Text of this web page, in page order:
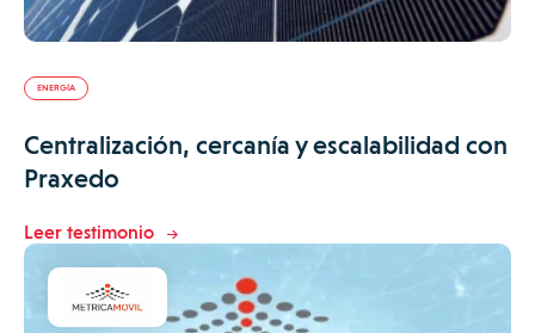
ENERGÍA
Centralización, cercanía y escalabilidad con
Praxedo
Leer testimonio